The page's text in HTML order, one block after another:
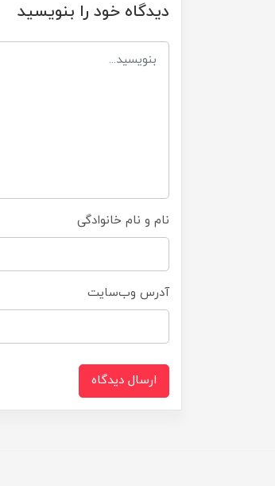
دیدگاه خود را بنویسید
نام و نام خانوادگی
آدرس وب‌سایت
ارسال دیدگاه